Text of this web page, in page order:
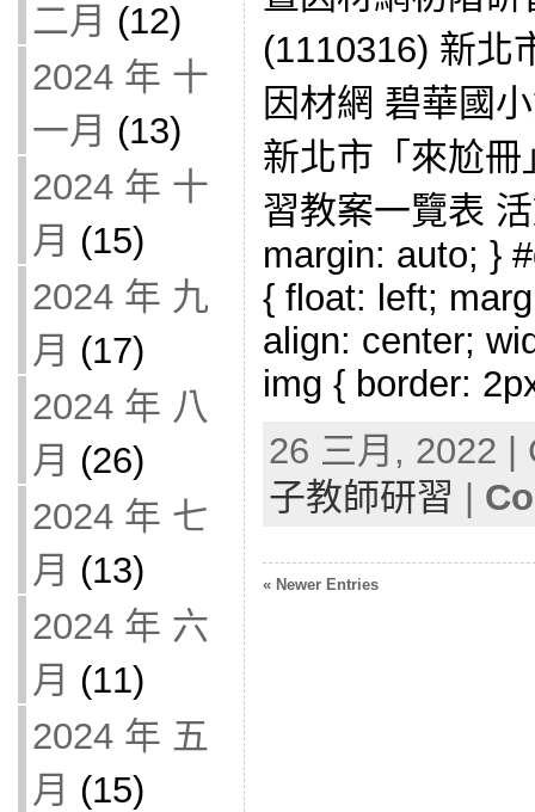
二月 (12)
2024 年 十
一月 (13)
2024 年 十
月 (15)
2024 年 九
月 (17)
2024 年 八
月 (26)
2024 年 七
月 (13)
2024 年 六
月 (11)
2024 年 五
月 (15)
(1110316) 新
因材網 碧華國
新北市「來尬
習教案一覽表
margin: auto; }
{ float: left;
align: center;
img { border:
26 三月, 2022
子教師研習
« Newer Entries